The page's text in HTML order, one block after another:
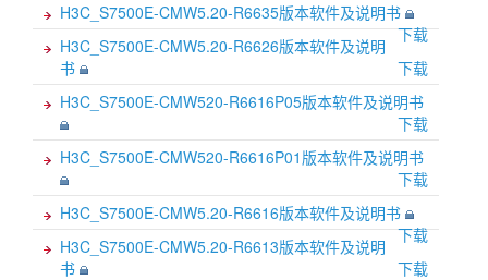
H3C_S7500E-CMW5.20-R6635版本软件及说明书
下载
H3C_S7500E-CMW5.20-R6626版本软件及说明
书
下载
H3C_S7500E-CMW520-R6616P05版本软件及说明书
下载
H3C_S7500E-CMW520-R6616P01版本软件及说明书
下载
H3C_S7500E-CMW5.20-R6616版本软件及说明书
下载
H3C_S7500E-CMW5.20-R6613版本软件及说明
书
下载